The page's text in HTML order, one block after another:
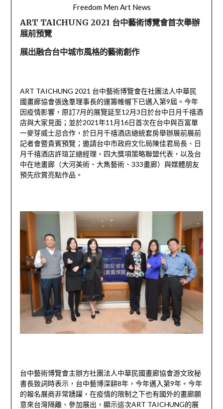
Freedom Men Art News
ART TAICHUNG 2021 台中藝術博覽會首次舉辦
展前預覽
展出融合台中城市風格的藝術創作
ART TAICHUNG 2021 台中藝術博覽會在社團法人中華民
國畫廊協會張逸羣理事長的運籌帷幄下已邁入第9屆。今年
因疫情影響，原訂7月的展覽延至12月3日於台中日月千禧酒
店與大家見面；並於2021年11月16日首次在台中與百富單
一麥芽威士忌合作，於日月千禧酒店總統套房舉辦展前展前
記者會暨貴賓預覽；邀請台中市政府文化局陳佳君局長、日
月千禧酒店許瑄芷總經理，四大獎項策略聯盟代表，以及台
中在地畫廊（大河美術、大雋藝術、333畫廊）與媒體朋友
預先欣賞亮點作品。
台中藝術博覽會主辦方社團法人中華民國畫廊協會游文玫秘
書長致詞時表示，台中藝博深耕8年，今年邁入第9年。今年
的報名展商非常踴躍，在疫情的限制之下也有國外的畫廊願
意來台灣隔離、參加展出，顯示這次ART TAICHUNG的展